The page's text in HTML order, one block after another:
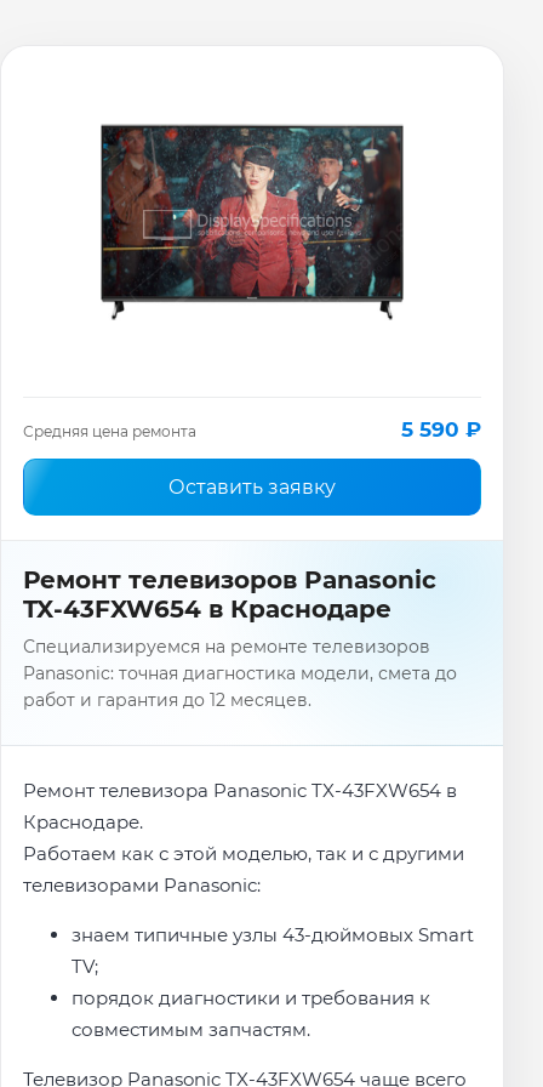
Средняя цена ремонта 5 590 ₽
Оставить заявку
Ремонт телевизоров Panasonic
TX-43FXW654 в Краснодаре
Специализируемся на ремонте телевизоров
Panasonic: точная диагностика модели, смета до
работ и гарантия до 12 месяцев.
Ремонт телевизора Panasonic TX-43FXW654 в
Краснодаре.
Работаем как с этой моделью, так и с другими
телевизорами Panasonic:
знаем типичные узлы 43-дюймовых Smart
TV;
порядок диагностики и требования к
совместимым запчастям.
Телевизор Panasonic TX-43FXW654 чаще всего